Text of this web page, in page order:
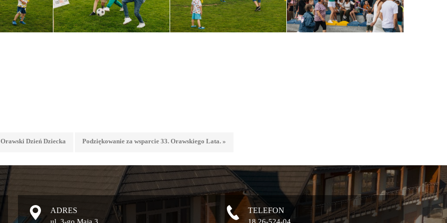
Dzień Dziecka Podziękowanie za wsparcie 33. Orawskiego Lata. »
ADRES TELEFON